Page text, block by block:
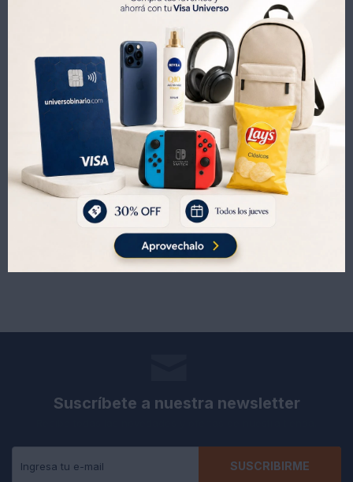
Stick de Maní Tostado Emigrante sin Sal 30G
21
UYU
UYU 18
ARVEJAS RIO DE LA PLATA 300 GR
UYU 21 UYU 36 41
UYU 15
UYU 18
Suscríbete a nuestra newsletter
SUSCRIBIRME